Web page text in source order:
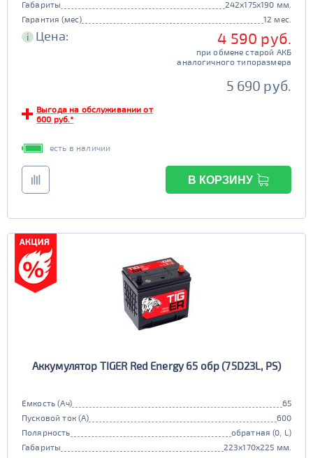
Габариты
242x175x190 мм.
Гарантия (мес)
12 мес.
i Цена: 4 590 руб.
при обмене старой АКБ
аналогичного типоразмера
5 690 руб.
Выгода на обслуживании от
600 руб.*
есть в наличии
В КОРЗИНУ
Аккумулятор TIGER Red Energy 65 обр (75D23L, PS)
Емкость (Ач)
65
Пусковой ток (А)
600
Полярность
обратная (0, L)
Габариты
223x170x225 мм.